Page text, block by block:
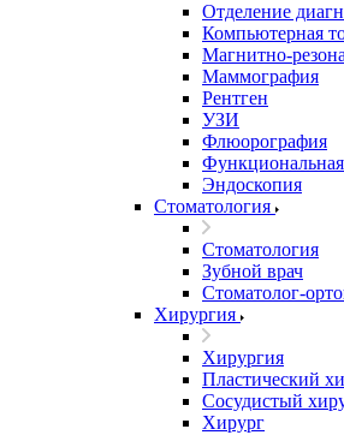
Отделение
Компьютерная
Магнитно-
Маммография
Рентген
УЗИ
Флюорография
Эндоскопия
Стоматология
Стоматология
Зубной врач
Стоматолог-
Хирургия
Хирургия
Пластический
Сосудистый
Хирург